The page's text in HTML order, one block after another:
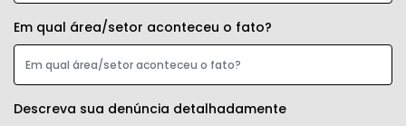
Em qual área/setor aconteceu o fato?
Descreva sua denúncia detalhadamente